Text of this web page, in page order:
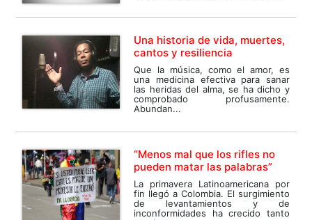
Una historia de vida, muertes,
cantos y resiliencia
Que la música, como el amor, es
una medicina efectiva para sanar
las heridas del alma, se ha dicho y
comprobado profusamente.
Abundan...
“Menos mal que los rifles no
pueden matar las palabras”
La primavera Latinoamericana por
fin llegó a Colombia. El surgimiento
de levantamientos y de
inconformidades ha crecido tanto